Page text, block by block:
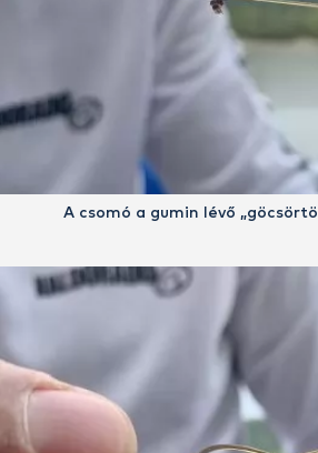
A csomó a gumin lévő